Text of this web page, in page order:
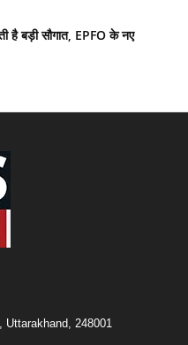
है बड़ी सौगात, EPFO के नए
Uttarakhand, 248001